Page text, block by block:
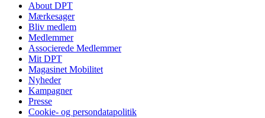
About DPT
Mærkesager
Bliv medlem
Medlemmer
Associerede Medlemmer
Mit DPT
Magasinet Mobilitet
Nyheder
Kampagner
Presse
Cookie- og persondatapolitik